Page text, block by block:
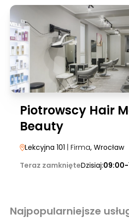
Piotrowscy Hair
Beauty
Lekcyjna 101 | Firma, Wrocław
Teraz zamknięteDzisiaj:09:00-
Najpopularniejsze